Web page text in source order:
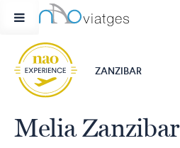
ZANZIBAR
Melia Zanzibar